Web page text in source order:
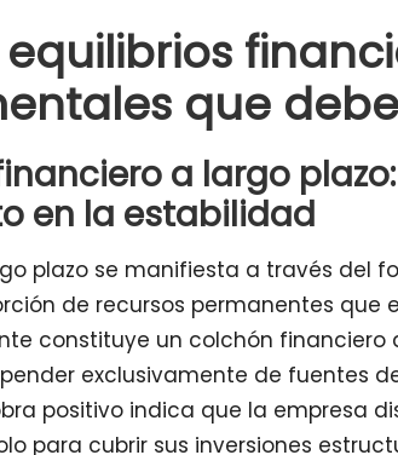
equilibrios
que
a largo
en la estabilidad
plazo se manifiesta a través del
de recursos permanentes que
constituye un colchón
exclusivamente de fuentes
positivo indica que la empresa
para cubrir sus inversiones